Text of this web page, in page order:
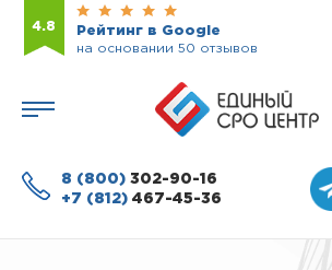
4.8
Рейтинг в Google
на основании 50 отзывов
8 (800) 302-90-16
+7 (812) 467-45-36